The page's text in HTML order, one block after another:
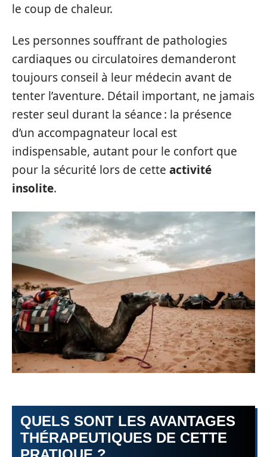
le coup de chaleur.
Les personnes souffrant de pathologies
cardiaques ou circulatoires demanderont
toujours conseil à leur médecin avant de
tenter l’aventure. Détail important, ne jamais
rester seul durant la séance : la présence
d’un accompagnateur local est
indispensable, autant pour le confort que
pour la sécurité lors de cette activité
insolite.
QUELS SONT LES AVANTAGES
THÉRAPEUTIQUES DE CETTE